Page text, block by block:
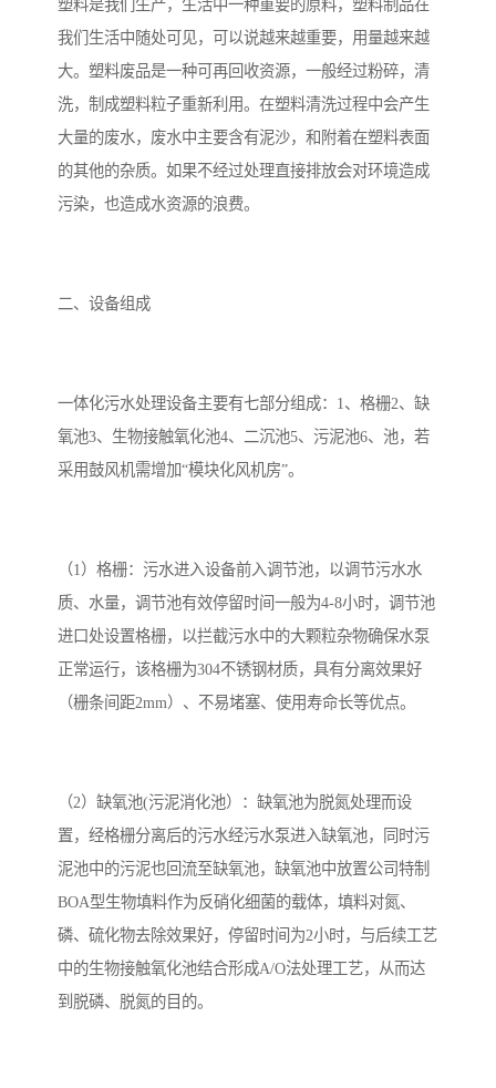
塑料是我们生产，生活中一种重要的原料，塑料制品在
我们生活中随处可见，可以说越来越重要，用量越来越
大。塑料废品是一种可再回收资源，一般经过粉碎，清
洗，制成塑料粒子重新利用。在塑料清洗过程中会产生
大量的废水，废水中主要含有泥沙，和附着在塑料表面
的其他的杂质。如果不经过处理直接排放会对环境造成
污染，也造成水资源的浪费。
二、设备组成
一体化污水处理设备主要有七部分组成：1、格栅2、缺
氧池3、生物接触氧化池4、二沉池5、污泥池6、池，若
采用鼓风机需增加“模块化风机房”。
（1）格栅：污水进入设备前入调节池，以调节污水水
质、水量，调节池有效停留时间一般为4-8小时，调节池
进口处设置格栅，以拦截污水中的大颗粒杂物确保水泵
正常运行，该格栅为304不锈钢材质，具有分离效果好
（栅条间距2mm）、不易堵塞、使用寿命长等优点。
（2）缺氧池(污泥消化池）：缺氧池为脱氮处理而设
置，经格栅分离后的污水经污水泵进入缺氧池，同时污
泥池中的污泥也回流至缺氧池，缺氧池中放置公司特制
BOA型生物填料作为反硝化细菌的载体，填料对氮、
磷、硫化物去除效果好，停留时间为2小时，与后续工艺
中的生物接触氧化池结合形成A/O法处理工艺，从而达
到脱磷、脱氮的目的。
备
汽车污水处理设备 你猜生活污水处理设备
农村生活污水处理设备 玻璃钢污水处理设备
生活污水处理设备
风景区生活一体化设备